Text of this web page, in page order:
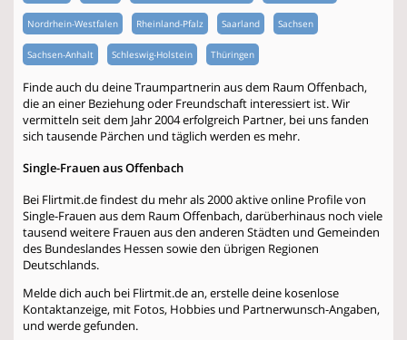
Nordrhein-Westfalen Rheinland-Pfalz Saarland Sachsen
Sachsen-Anhalt Schleswig-Holstein Thüringen
Finde auch du deine Traumpartnerin aus dem Raum Offenbach,
die an einer Beziehung oder Freundschaft interessiert ist. Wir
vermitteln seit dem Jahr 2004 erfolgreich Partner, bei uns fanden
sich tausende Pärchen und täglich werden es mehr.
Single-Frauen aus Offenbach
Bei Flirtmit.de findest du mehr als 2000 aktive online Profile von
Single-Frauen aus dem Raum Offenbach, darüberhinaus noch viele
tausend weitere Frauen aus den anderen Städten und Gemeinden
des Bundeslandes Hessen sowie den übrigen Regionen
Deutschlands.
Melde dich auch bei Flirtmit.de an, erstelle deine kosenlose
Kontaktanzeige, mit Fotos, Hobbies und Partnerwunsch-Angaben,
und werde gefunden.